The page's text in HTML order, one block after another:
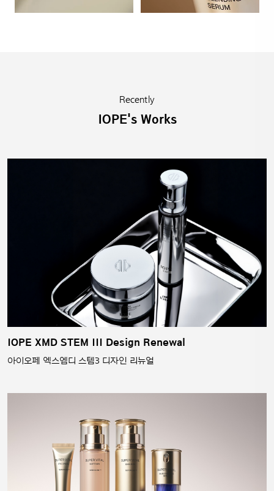
Recently
IOPE's Works
IOPE XMD STEM III Design Renewal
아이오페 엑스엠디 스템3 디자인 리뉴얼